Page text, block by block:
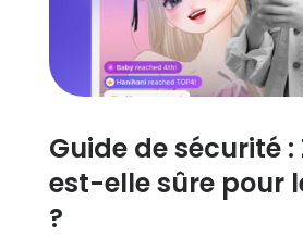
Guide de sécurité :
est-elle sûre pour
?